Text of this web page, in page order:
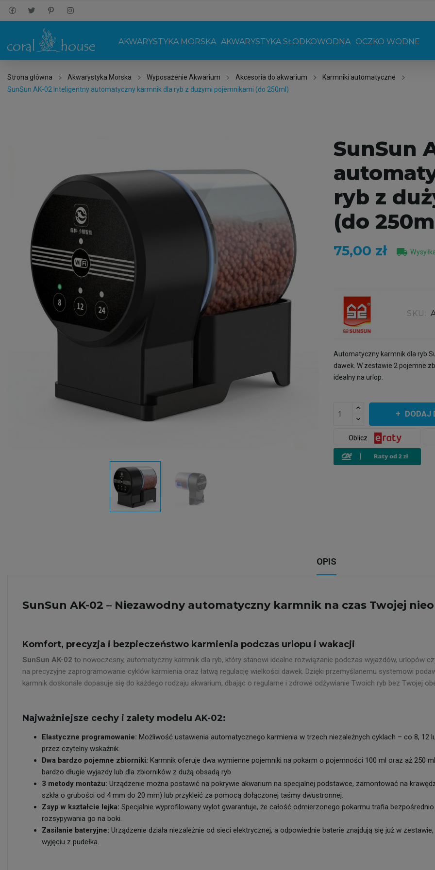
AKWARYSTYKA MORSKA AKWARYSTYKA SŁODKOWODNA OCZKO WODNE
Strona główna Akwarystyka Morska Wyposażenie Akwarium Akcesoria do akwarium
Karmniki automatyczne
SunSun AK-02 Inteligentny automatyczny karmnik dla ryb z dużymi pojemnikami (do 250ml)
SunSun
ryb z
(do
75,00 zł local_shipping
SKU:
Automatyczny karmnik dla ryb
dawek. W zestawie 2 pojemne
idealny na urlop.
DODAJ
Oblicz
OPIS
SunSun AK-02 – Niezawodny automatyczny karmnik na czas Twojej
Komfort, precyzja i bezpieczeństwo karmienia podczas urlopu i wakacji
SunSun AK-02 to nowoczesny, automatyczny karmnik dla ryb, który stanowi idealne rozwiązanie podczas wyjazdów, urlopów
na precyzyjne zaprogramowanie cyklów karmienia oraz łatwą regulację wielkości dawek. Dzięki przemyślanemu systemowi
karmnik doskonale dopasuje się do każdego rodzaju akwarium, dbając o regularne i zdrowe odżywianie Twoich ryb bez Twojej
Najważniejsze cechy i zalety modelu AK-02:
Elastyczne programowanie: Możliwość ustawienia automatycznego karmienia w trzech niezależnych cyklach – co 8, 12
przez czytelny wskaźnik.
Dwa bardzo pojemne zbiorniki: Karmnik oferuje dwa wymienne pojemniki na pokarm o pojemności 100 ml oraz aż 250
bardzo długie wyjazdy lub dla zbiorników z dużą obsadą ryb.
3 metody montażu: Urządzenie można postawić na pokrywie akwarium na specjalnej podstawce, zamontować na
szkła o grubości od 4 mm do 20 mm) lub przykleić za pomocą dołączonej taśmy dwustronnej.
Zsyp w kształcie lejka: Specjalnie wyprofilowany wylot gwarantuje, że całość odmierzonego pokarmu trafia
rozsypywania go na boki.
Zasilanie bateryjne: Urządzenie działa niezależnie od sieci elektrycznej, a odpowiednie baterie znajdują się już w
wyjęciu z pudełka.